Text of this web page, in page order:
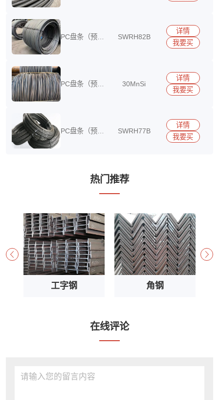
PC盘条（预应
SWRH82B
详情
我要买
PC盘条（预应
30MnSi
详情
我要买
PC盘条（预应
SWRH77B
详情
我要买
热门推荐
工字钢 角钢
在线评论